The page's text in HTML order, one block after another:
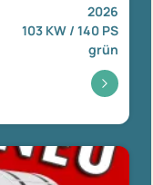
2026
103 KW / 140 PS
grün